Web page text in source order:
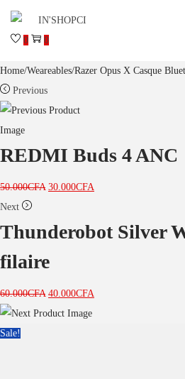
0 0
Home/Weareables/Razer Opus X Casque
Previous
REDMI Buds 4 ANC
50.000CFA 30.000CFA
Next
Thunderobot Silver
filaire
60.000CFA 40.000CFA
Sale!